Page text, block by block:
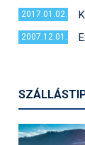
2017.01.02.
2007.12.01.